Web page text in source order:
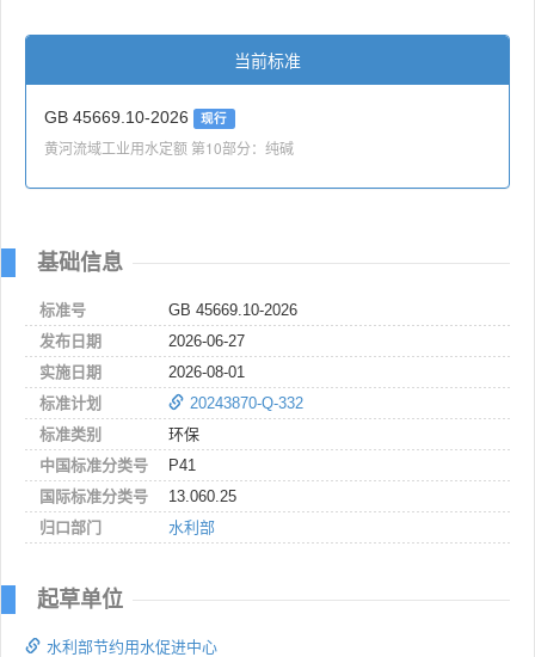
当前标准
GB 45669.10-2026 现行
黄河流域工业用水定额 第10部分：纯碱
基础信息
标准号
GB 45669.10-2026
发布日期
2026-06-27
实施日期
2026-08-01
标准计划
20243870-Q-332
标准类别
环保
中国标准分类号
P41
国际标准分类号
13.060.25
归口部门
水利部
起草单位
水利部节约用水促进中心